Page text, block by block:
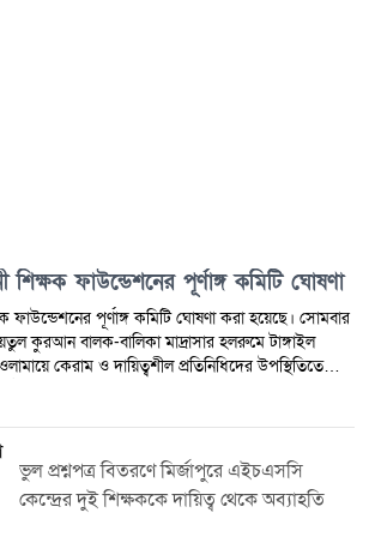
শিক্ষক ফাউন্ডেশনের পূর্ণাঙ্গ কমিটি ঘোষণা
ফাউন্ডেশনের পূর্ণাঙ্গ কমিটি ঘোষণা করা হয়েছে। সোমবার
কুরআন বালক-বালিকা মাদ্রাসার হলরুমে টাঙ্গাইল
কেরাম ও দায়িত্বশীল প্রতিনিধিদের উপস্থিতিতে
করা হয়। ভোটগ্রহণ শেষে নবনির্বাচিতদের নাম ঘোষণা
নির্বাচিত হন মুফতী শেখ মাহদী হাসান শিবলী।
হন হাফেজ মাওলানা ফজলুল হক (টাঙ্গাইল সদর)। সহ-
হন নোমান আমোদ (গোপালপুর) ও হাফেজ মাওলানা শরিফুল
সম্পাদক নির্বাচিত হন মাওলানা নুরুল ইসলাম। সহ-
হন হাফেজ মাওলানা আল-আমিন (কালিহাতী), মুফতী
ভুল প্রশ্নপত্র বিতরণে মির্জাপুরে এইচএসসি
কেন্দ্রের দুই শিক্ষককে দায়িত্ব থেকে অব্যাহতি